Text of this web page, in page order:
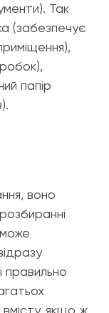
Так
(забезпечує
папір
воно
правильно
якщо ж